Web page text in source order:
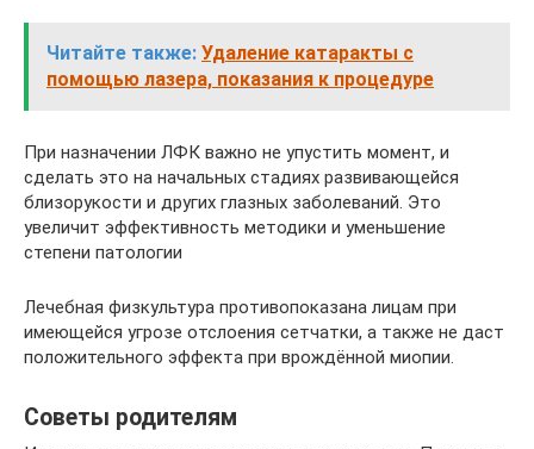
Читайте также: Удаление катаракты с
помощью лазера, показания к процедуре
При назначении ЛФК важно не упустить момент, и
сделать это на начальных стадиях развивающейся
близорукости и других глазных заболеваний. Это
увеличит эффективность методики и уменьшение
степени патологии
Лечебная физкультура противопоказана лицам при
имеющейся угрозе отслоения сетчатки, а также не даст
положительного эффекта при врождённой миопии.
Советы родителям